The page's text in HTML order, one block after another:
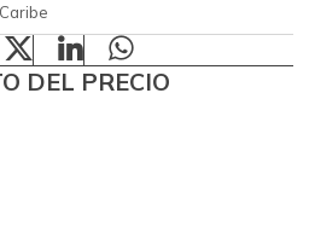
DEL PRECIO